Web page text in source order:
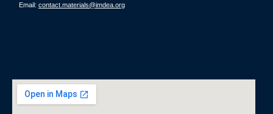
Email: contact.materials@imdea.org